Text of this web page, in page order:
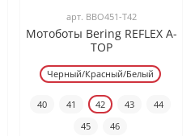
арт. BBO451-T42
Мотоботы Bering REFLEX A-
TOP
Черный/Красный/Белый
40 41 42 43
44
45
46